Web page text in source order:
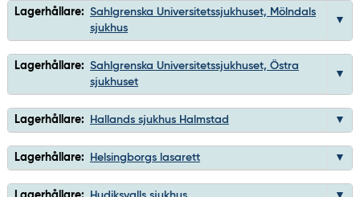
Lagerhållare: Sahlgrenska Universitetssjukhuset, Mölndals
sjukhus
Lagerhållare: Sahlgrenska Universitetssjukhuset, Östra
sjukhuset
Lagerhållare: Hallands sjukhus Halmstad
Lagerhållare: Helsingborgs lasarett